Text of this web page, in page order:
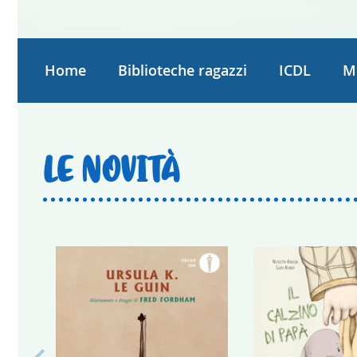
Home Biblioteche ragazzi ICDL
LE NOVITÀ